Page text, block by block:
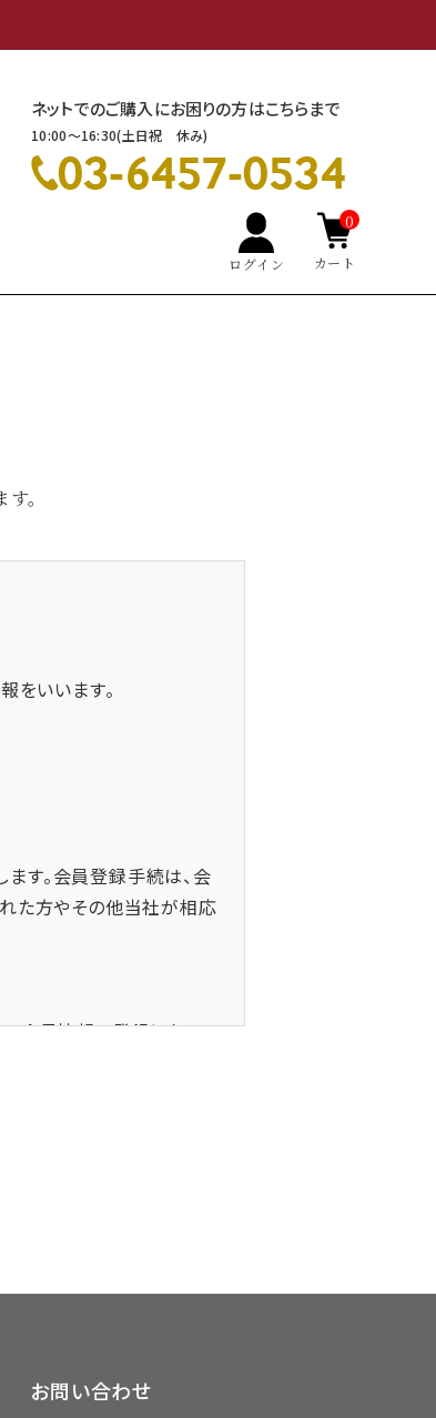
ネットでのご購入にお困りの方はこちらまで
10:00～16:30(土日祝 休み)
ログイン カート
0
。
をいいます。
す。会員登録手続は、会
た方やその他当社が相応
。会員情報の登録におい
い。
払等は全て会員の責任と
なされた場合でも、変更
お問い合わせ